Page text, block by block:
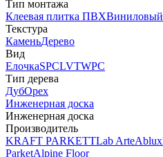
Тип монтажа
Клеевая плитка ПВХ
Текстура
КаменьДерево
Вид
ЕлочкаSPCLVTWPC
Тип дерева
ДубОрех
Инженерная доска
Инженерная доска
Производитель
KRAFT PARKETTLab ArteAblux
ParketAlpine Floor